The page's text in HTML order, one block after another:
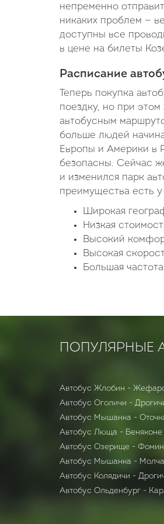
непременно
никаких проблем —
доступны все
в цене на билеты
Расписание
Теперь покупка
поездку, но при
автобусным
больше людей
Европы и Америки в
безопасны. Сейчас
и изменился парк
преимущества есть
Широкая
Низкая
Высокий
Высокая
Большая
ПОПУЛЯРНЫЕ
Автобус Жлобин -
Автобус Оголичи -
Автобус Мышанка -
Автобус Люща - Беняконе
Автобус Озерище -
Автобус Мышанка -
Автобус Колядичи -
Автобус Ольденбург -